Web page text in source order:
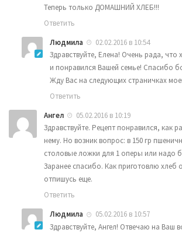
Теперь только ДОМАШНИЙ ХЛЕБ!!!
Ответить
Людмила
02.02.2016 в 10:54
Здравствуйте, Елена! Очень рада, что
и понравился Вашей семье! Спасибо
Жду Вас на следующих страничках
Ответить
Ангел
05.02.2016 в 10:19
Здравствуйте. Рецепт понравился, как
нему. Но возник вопрос: в 150 гр
столовые ложки для 1 оперы или надо
Заранее спасибо. Как приготовлю хлеб
отпишусь еще.
Ответить
Людмила
05.02.2016 в 10:57
Здравствуйте, Ангел! Отвечаю на Ваш